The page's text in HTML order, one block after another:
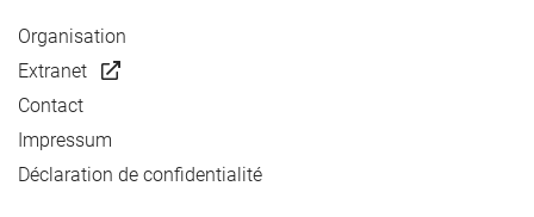
Organisation
Extranet
Contact
Impressum
Déclaration de confidentialité